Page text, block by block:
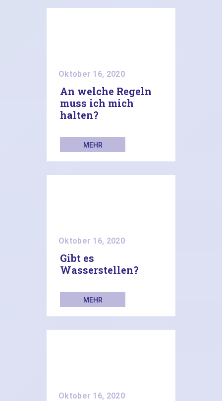
Oktober 16, 2020
An welche Regeln
muss ich mich
halten?
MEHR
Oktober 16, 2020
Gibt es
Wasserstellen?
MEHR
Oktober 16, 2020